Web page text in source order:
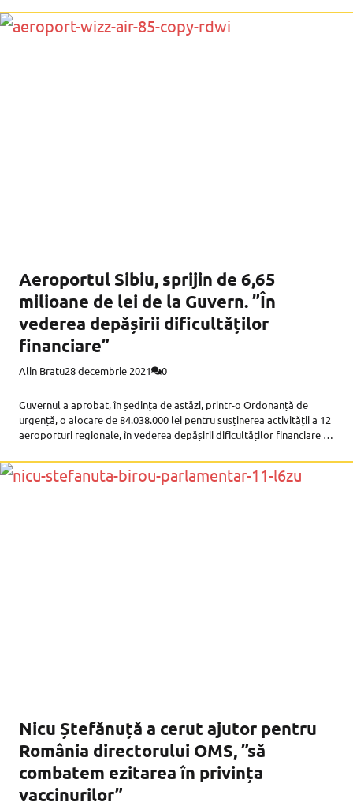
din luna
Aeroportul Sibiu, sprijin de 6,65
milioane de lei de la Guvern. ”În
vederea depășirii dificultăților
financiare”
Alin Bratu28 decembrie 2021 0
Guvernul a aprobat, în ședința de astăzi, printr-o Ordonanță de
urgență, o alocare de 84.038.000 lei pentru susținerea activității a 12
aeroporturi regionale, în vederea depășirii dificultăților financiare cu
COVID-19.
Nicu Ștefănuță a cerut ajutor pentru
România directorului OMS, ”să
combatem ezitarea în privința
vaccinurilor”